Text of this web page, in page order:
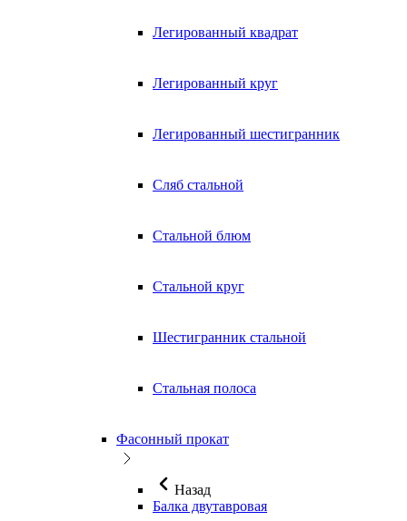
Легированный квадрат
Легированный круг
Легированный шестигранник
Сляб стальной
Стальной блюм
Стальной круг
Шестигранник стальной
Стальная полоса
Фасонный прокат
Назад
Балка двутавровая